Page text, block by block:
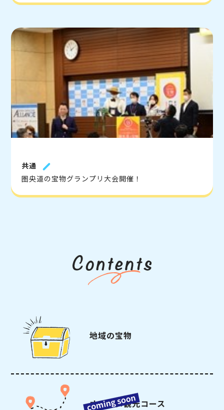
共通
圏央道の宝物グランプリ大会開催！
地域の宝物
オススメ観光コース